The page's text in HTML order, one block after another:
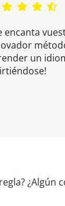
encanta
un